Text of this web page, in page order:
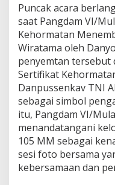
Puncak acara
saat Pangdam VI/
Kehormatan
Wiratama oleh
penyemtan tersebut
Sertifikat
Danpussenkav TNI
sebagai simbol
itu, Pangdam VI/
menandatangani
105 MM sebagai
sesi foto bersama
kebersamaan dan